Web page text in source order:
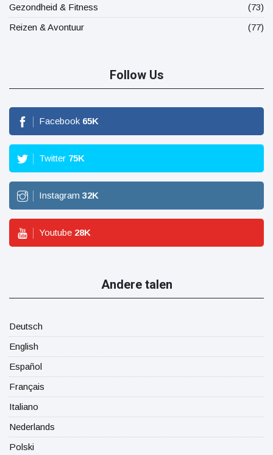
Gezondheid & Fitness
(73)
Reizen & Avontuur
(77)
Follow Us
Facebook 65K
Twitter 75K
Instagram 32K
Youtube 28K
Andere talen
Deutsch
English
Español
Français
Italiano
Nederlands
Polski